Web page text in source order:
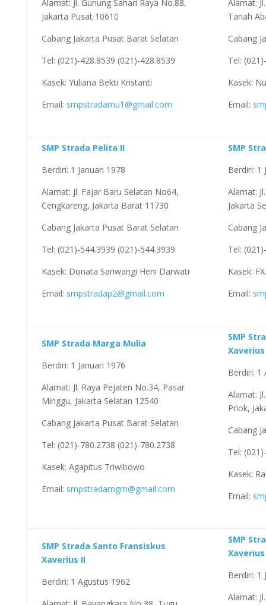
Alamat: Jl. Gunung Sahari Raya No.88,
Jakarta Pusat 10610
Cabang Jakarta Pusat Barat Selatan
Tel: (021)-428.8539 (021)-428.8539
Kasek: Yuliana Bekti Kristanti
Email: smpstradamu1@gmail.com
Alamat:
Tanah
Cabang
Tel:
Kasek:
Email:
SMP Strada Pelita II
Berdiri: 1 Januari 1978
Alamat: Jl. Fajar Baru Selatan No64,
Cengkareng, Jakarta Barat 11730
Cabang Jakarta Pusat Barat Selatan
Tel: (021)-544.3939 (021)-544.3939
Kasek: Donata Sariwangi Heni Darwati
Email: smpstradap2@gmail.com
SMP
Berdiri: 1
Alamat:
Jakarta
Cabang
Tel:
Kasek:
Email:
SMP Strada Marga Mulia
Berdiri: 1 Januari 1976
Alamat: Jl. Raya Pejaten No.34, Pasar
Minggu, Jakarta Selatan 12540
Cabang Jakarta Pusat Barat Selatan
Tel: (021)-780.2738 (021)-780.2738
Kasek: Agapitus Triwibowo
Email: smpstradamgm@gmail.com
SMP
Berdiri: 1
Alamat:
Priok,
Cabang
Tel:
Kasek:
Email:
SMP Strada Santo Fransiskus
Xaverius II
Berdiri: 1 Agustus 1962
SMP
Xaverius
Berdiri: 1
Alamat: